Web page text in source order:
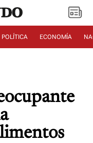
POLÍTICA ECONOMÍA